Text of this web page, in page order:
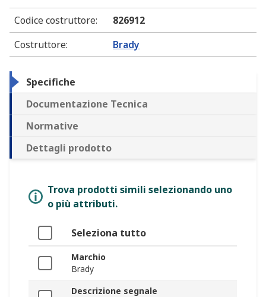
Codice costruttore:
826912
Costruttore: Brady
Specifiche
Documentazione Tecnica
Normative
Dettagli prodotto
Trova prodotti simili selezionando uno
o più attributi.
Seleziona tutto
Marchio
Brady
Descrizione segnale